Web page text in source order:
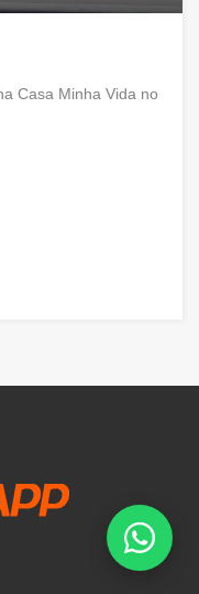
Casa Minha Vida no